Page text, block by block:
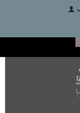
Diese Website
nutzt,